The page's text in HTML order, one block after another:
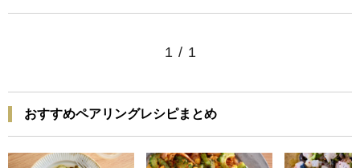
1 / 1
おすすめペアリングレシピまとめ